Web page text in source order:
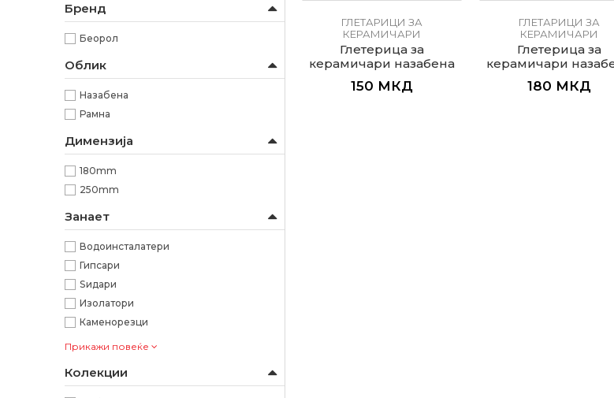
Бренд
Беорол
Облик
Назабена
Рамна
Димензија
180mm
250mm
Занает
Водоинсталатери
Гипсари
Ѕидари
Изолатори
Каменорезци
Прикажи повеќе
Колекции
ГЛЕТАРИЦИ ЗА
КЕРАМИЧАРИ
Глетерица за
керамичари назабена
180мм
150 МКД
ГЛЕТАРИЦИ ЗА
КЕРАМИЧАРИ
Глетерица за
керамичари
250мм
180 МКД